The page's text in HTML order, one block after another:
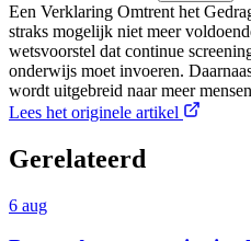
Een Verklaring Omtrent het
straks mogelijk niet meer
wetsvoorstel dat continue
onderwijs moet invoeren.
wordt uitgebreid naar meer
Lees het originele artikel
Gerelateerd
6 aug